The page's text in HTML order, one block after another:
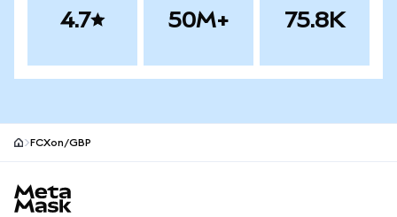
4.7 50M+ 75.8K
FCXon/GBP